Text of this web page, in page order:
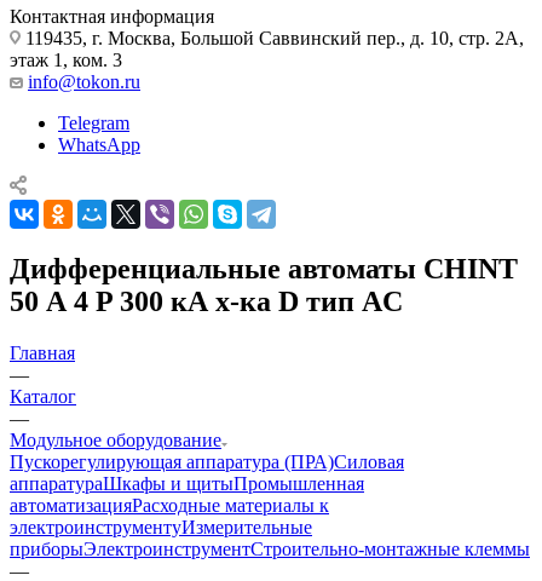
Контактная информация
119435, г. Москва, Большой Саввинский пер., д. 10, стр. 2А,
этаж 1, ком. 3
info@tokon.ru
Telegram
WhatsApp
Дифференциальные автоматы CHINT
50 А 4 P 300 кА х-ка D тип AC
Главная
—
Каталог
—
Модульное оборудование
Пускорегулирующая аппаратура (ПРА)Силовая
аппаратураШкафы и щитыПромышленная
автоматизацияРасходные материалы к
электроинструментуИзмерительные
приборыЭлектроинструментСтроительно-монтажные клеммы
—